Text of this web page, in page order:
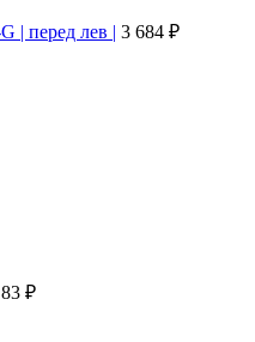
| перед лев | 3 684 ₽
83 ₽